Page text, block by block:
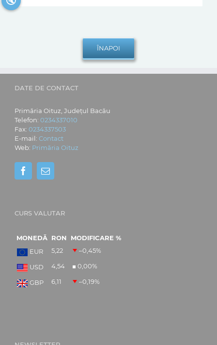
DATE DE CONTACT
Primăria Oituz, Județul Bacău
Telefon: 0234337010
Fax: 0234337503
E-mail: Contact
Web: Primăria Oituz
CURS VALUTAR
MONEDĂ RON
MODIFICARE %
EUR
5,22 –0,45%
USD 4,54 0,00%
GBP 6,11 –0,19%